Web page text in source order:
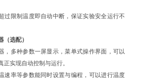
过限制温度即自动中断，保证实验安全运行不
选配）
，多种参数一屏显示，菜单式操作界面，可以
实现自动控制与运行。
速率等参数能同时设置与编程，可以进行温度